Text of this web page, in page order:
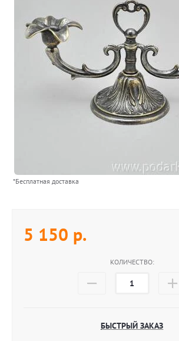
*Бесплатная доставка
5 150 р.
КОЛИЧЕСТВО:
БЫСТРЫЙ ЗАКАЗ